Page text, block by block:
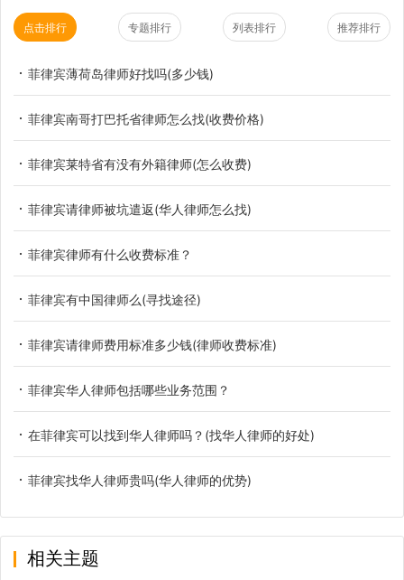
点击排行 专题排行 列表排行 推荐排行
菲律宾薄荷岛律师好找吗(多少钱)
菲律宾南哥打巴托省律师怎么找(收费价格)
菲律宾莱特省有没有外籍律师(怎么收费)
菲律宾请律师被坑遣返(华人律师怎么找)
菲律宾律师有什么收费标准？
菲律宾有中国律师么(寻找途径)
菲律宾请律师费用标准多少钱(律师收费标准)
菲律宾华人律师包括哪些业务范围？
在菲律宾可以找到华人律师吗？(找华人律师的好处)
菲律宾找华人律师贵吗(华人律师的优势)
相关主题